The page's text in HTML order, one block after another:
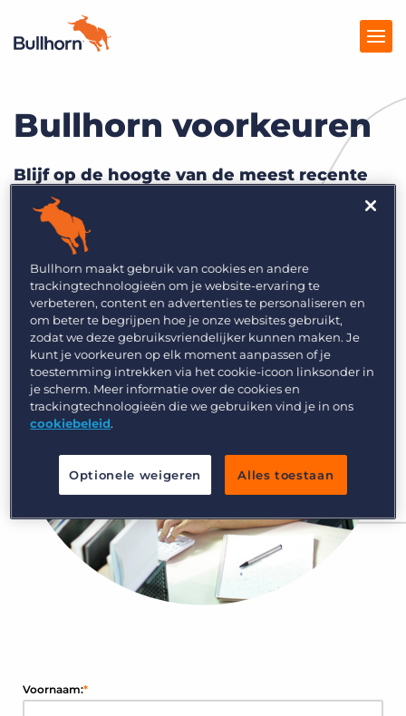
Producten
Kennisbank
Marketplace
Over Ons
Vraag een demo aan Inloggen
Bullhorn voorkeuren
Blijf op de hoogte van de meest recente
recruitment trends en tips!
*
Voornaam:
Bullhorn maakt gebruik van cookies en andere
trackingtechnologieën om je website-ervaring te
verbeteren, content en advertenties te personaliseren en
om beter te begrijpen hoe je onze websites gebruikt,
zodat we deze gebruiksvriendelijker kunnen maken. Je
kunt je voorkeuren op elk moment aanpassen of je
toestemming intrekken via het cookie-icoon linksonder in
je scherm. Meer informatie over de cookies en
trackingtechnologieën die we gebruiken vind je in ons
cookiebeleid.
Optionele weigeren Alles toestaan